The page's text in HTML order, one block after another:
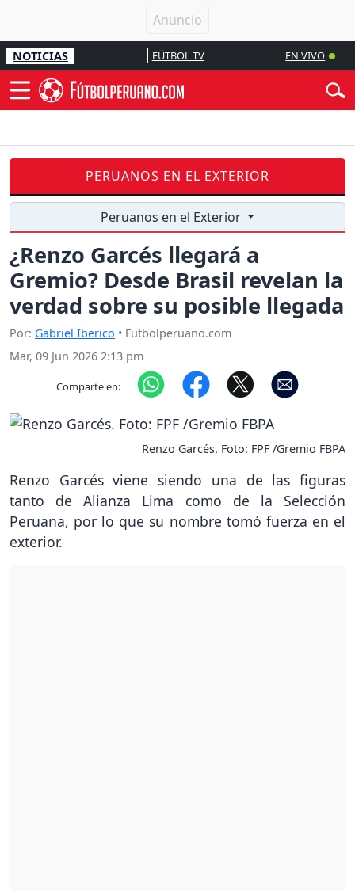
NOTICIAS FÚTBOL TV EN VIVO
PERUANOS EN EL EXTERIOR
Peruanos en el Exterior
¿Renzo Garcés llegará a
Gremio? Desde Brasil revelan la
verdad sobre su posible llegada
Por: Gabriel Iberico • Futbolperuano.com
Mar, 09 Jun 2026 2:13 pm
Comparte en:
Renzo Garcés. Foto: FPF /Gremio FBPA
Renzo Garcés viene siendo una de las figuras
tanto de Alianza Lima como de la Selección
Peruana, por lo que su nombre tomó fuerza en el
exterior.